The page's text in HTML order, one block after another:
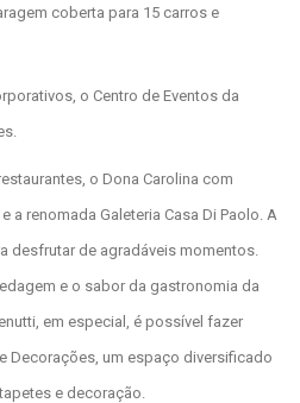
coberta para 15 carros e
o Centro de Eventos da
o Dona Carolina com
a renomada Galeteria Casa Di Paolo. A
desfrutar de agradáveis momentos.
e o sabor da gastronomia da
em especial, é possível fazer
Decorações, um espaço diversificado
e decoração.